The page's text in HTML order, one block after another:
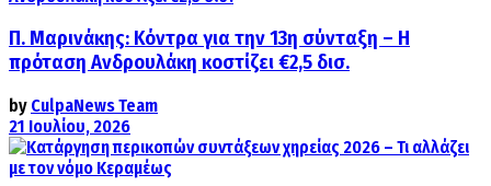
Π. Μαρινάκης: Κόντρα για την 13η σύνταξη – Η
πρόταση Ανδρουλάκη κοστίζει €2,5 δισ.
by CulpaNews Team
21 Ιουλίου, 2026